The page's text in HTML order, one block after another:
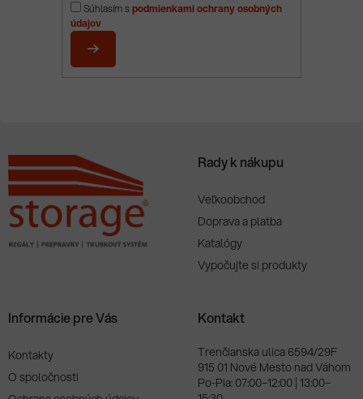
Súhlasím spodmienkami ochrany osobných
údajov
PRIHLÁSIŤ
Rady k nákupu
Veľkoobchod
Doprava a platba
Katalógy
Vypočujte si produkty
Informácie pre Vás
Kontakty
O spoločnosti
Kontakt
Trenčianska ulica 6594/29F
915 01 Nové Mesto nad Váhom
Po-Pia: 07:00–12:00 | 13:00–